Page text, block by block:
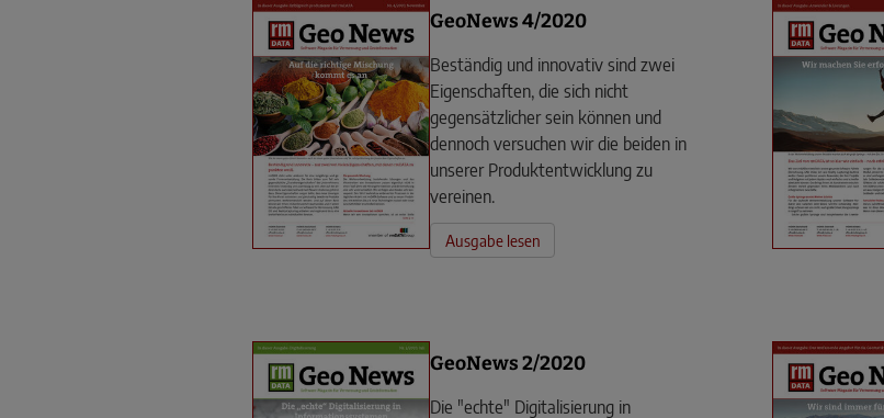
GeoNews 4/2020
Beständig und innovativ sind zwei
Eigenschaften, die sich nicht
gegensätzlicher sein können und
dennoch versuchen wir die beiden in
unserer Produktentwicklung zu
vereinen.
Ausgabe lesen
GeoNews 2/2020
Die "echte" Digitalisierung in